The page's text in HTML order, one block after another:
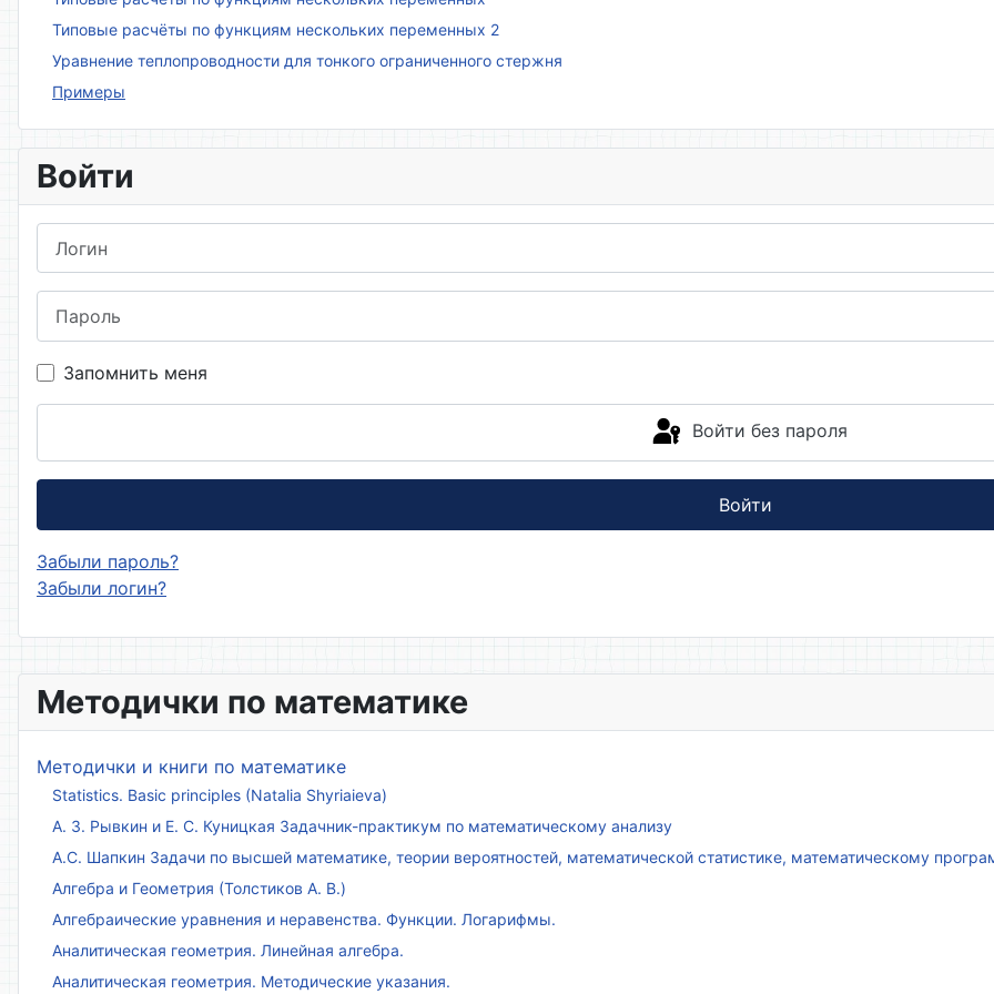
Методички по математике
Методички и книги по математике
Statistics. Basic principles (Natalia Shyriaieva)
А. З. Рывкин и Е. С. Куницкая Задачник-практикум по математическому анализу
А.С. Шапкин Задачи по высшей математике, теории вероятностей, математической статистике, математическому
Алгебра и Геометрия (Толстиков А. В.)
Алгебраические уравнения и неравенства. Функции. Логарифмы.
Аналитическая геометрия. Линейная алгебра.
Аналитическая геометрия. Методические указания.
Типовые расчёты по функциям нескольких переменных 2
Уравнение теплопроводности для тонкого ограниченного стержня
Примеры
Войти
Запомнить меня
Войти без пароля
Войти
Забыли пароль?
Забыли логин?